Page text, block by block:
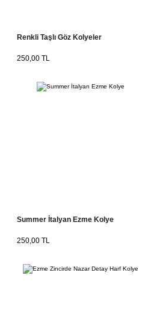
Renkli Taşlı Göz Kolyeler
250,00 TL
Summer İtalyan Ezme Kolye
250,00 TL